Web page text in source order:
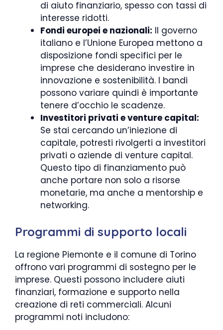
di aiuto finanziario, spesso con tassi di
interesse ridotti.
Fondi europei e nazionali: Il governo
italiano e l’Unione Europea mettono a
disposizione fondi specifici per le
imprese che desiderano investire in
innovazione e sostenibilità. I bandi
possono variare quindi è importante
tenere d’occhio le scadenze.
Investitori privati e venture capital:
Se stai cercando un’iniezione di
capitale, potresti rivolgerti a investitori
privati o aziende di venture capital.
Questo tipo di finanziamento può
anche portare non solo a risorse
monetarie, ma anche a mentorship e
networking.
Programmi di supporto locali
La regione Piemonte e il comune di Torino
offrono vari programmi di sostegno per le
imprese. Questi possono includere aiuti
finanziari, formazione e supporto nella
creazione di reti commerciali. Alcuni
programmi noti includono: